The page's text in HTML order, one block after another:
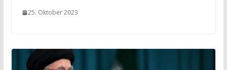
25. Oktober 2023